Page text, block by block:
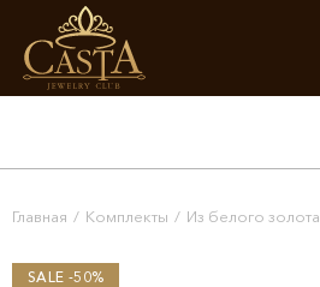
Главная / Комплекты / Из белого золота
SALE -50%